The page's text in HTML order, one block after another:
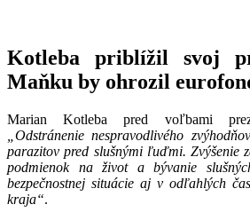
Kotleba priblížil svoj
Maňku by ohrozil
Marian Kotleba pred voľbami
„Odstránenie nespravodlivého
parazitov pred slušnými ľuďmi. Zvýšenie
podmienok na život a bývanie
bezpečnostnej situácie aj v odľahlých
kraja“.